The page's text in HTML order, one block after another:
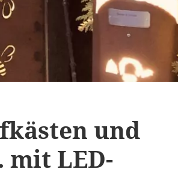
und
mit LED-